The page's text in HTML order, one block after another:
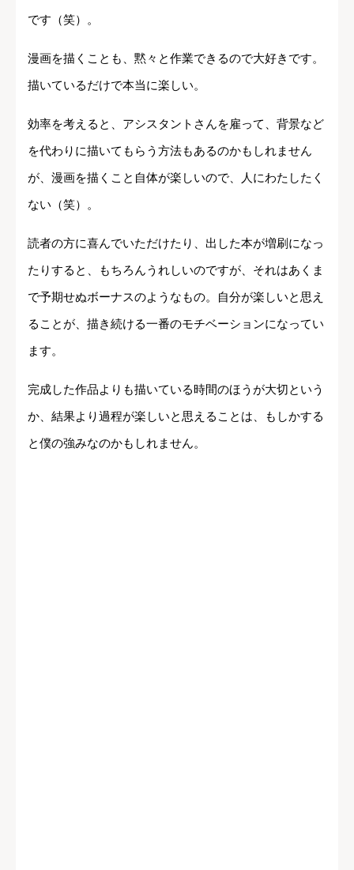
です（笑）。
漫画を描くことも、黙々と作業できるので大好きです。
描いているだけで本当に楽しい。
効率を考えると、アシスタントさんを雇って、背景など
を代わりに描いてもらう方法もあるのかもしれません
が、漫画を描くこと自体が楽しいので、人にわたしたく
ない（笑）。
読者の方に喜んでいただけたり、出した本が増刷になっ
たりすると、もちろんうれしいのですが、それはあくま
で予期せぬボーナスのようなもの。自分が楽しいと思え
ることが、描き続ける一番のモチベーションになってい
ます。
完成した作品よりも描いている時間のほうが大切という
か、結果より過程が楽しいと思えることは、もしかする
と僕の強みなのかもしれません。